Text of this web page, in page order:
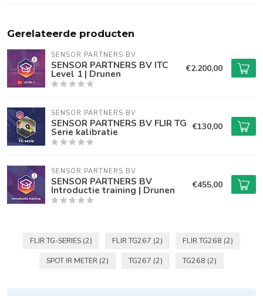
Gerelateerde producten
SENSOR PARTNERS BV
SENSOR PARTNERS BV ITC
Level 1 | Drunen €2.200,00
SENSOR PARTNERS BV
SENSOR PARTNERS BV FLIR TG
Serie kalibratie €130,00
SENSOR PARTNERS BV
SENSOR PARTNERS BV
Introductie training | Drunen €455,00
FLIR TG-SERIES (2) FLIR TG267 (2) FLIR TG268 (2)
SPOT IR METER (2) TG267 (2) TG268 (2)